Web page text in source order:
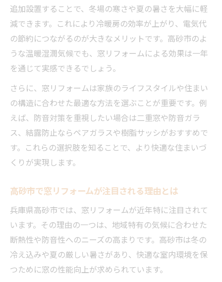
家計に優しい窓リフォーム補助金の選び方
申請しやすい窓リフォーム助成金の活用術
高砂市で窓リフォーム助成金を賢く使う方
法
助成金対象の窓リフォーム事例と効果を紹
介
内窓設置の最新動向と選び方ポイント
窓リフォームで注目の内窓設置メリット比
較
内窓リフォームの大手会社特徴と選び方解
説
断熱・防音効果が高い内窓リフォームの実
窓リフォームで失敗しない内窓材の選び方
内窓設置で暮らしが変わる最新トレンド紹
介
高砂市で賢く窓リフォームを進める方法
追加設置することで、冬場の寒さや夏の暑さを大幅に軽
減できます。これにより冷暖房の効率が上がり、電気代
の節約につながるのが大きなメリットです。高砂市のよ
うな温暖湿潤気候でも、窓リフォームによる効果は一年
を通じて実感できるでしょう。
さらに、窓リフォームは家族のライフスタイルや住まい
の構造に合わせた最適な方法を選ぶことが重要です。例
えば、防音対策を重視したい場合は二重窓や防音ガラ
ス、結露防止ならペアガラスや樹脂サッシがおすすめで
す。これらの選択肢を知ることで、より快適な住まいづ
くりが実現します。
高砂市で窓リフォームが注目される理由とは
兵庫県高砂市では、窓リフォームが近年特に注目されて
います。その理由の一つは、地域特有の気候に合わせた
断熱性や防音性へのニーズの高まりです。高砂市は冬の
冷え込みや夏の厳しい暑さがあり、快適な室内環境を保
つために窓の性能向上が求められています。